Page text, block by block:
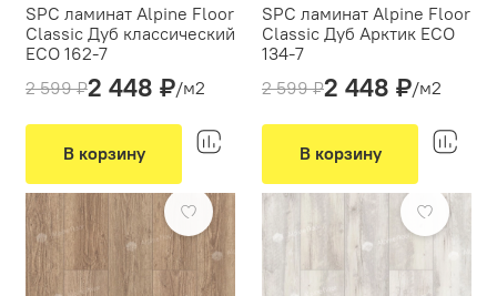
SPC ламинат Alpine Floor
Classic Дуб классический
ЕСО 162-7
Толщина(мм):4
Вид укладки:
Классическая укладка
Цвет:
Коричневый, Бежевый
2 599 ₽2 448 ₽/м2
В корзину
SPC ламинат Alpine Floor
Classic Дуб Арктик ЕСО
134-7
Толщина(мм):4
Вид укладки:
Классическая укладка
Цвет:
Светло-серый, Белый
2 599 ₽2 448 ₽/м2
В корзину